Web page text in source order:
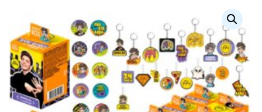
ы
т
ь
н
а
в